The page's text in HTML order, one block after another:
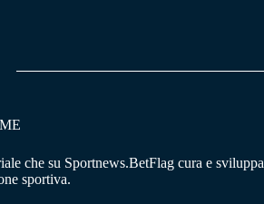
che su Sportnews.BetFlag cura e sviluppa
sportiva.